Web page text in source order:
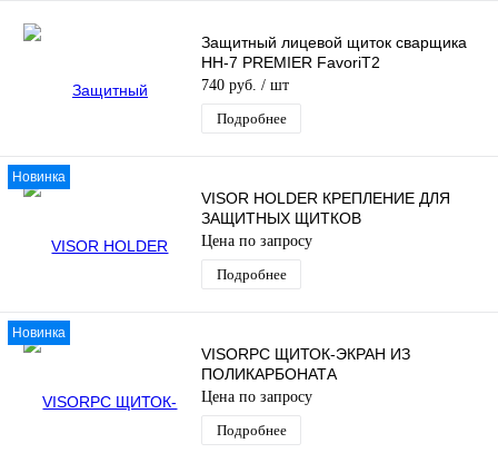
Защитный лицевой щиток сварщика
HH-7 PREMIER FavoriT2
740 руб. / шт
Подробнее
Новинка
VISOR HOLDER КРЕПЛЕНИЕ ДЛЯ
ЗАЩИТНЫХ ЩИТКОВ
Цена по запросу
Подробнее
Новинка
VISORPC ЩИТОК-ЭКРАН ИЗ
ПОЛИКАРБОНАТА
Цена по запросу
Подробнее